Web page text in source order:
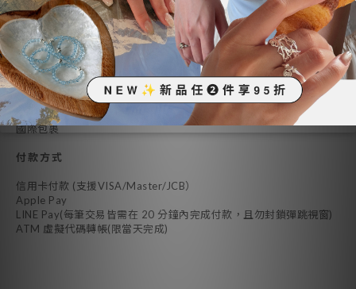
送貨方式
7-11店到店 / 取貨不付款 (請填寫全名以利店員比對證件)
全家店到店 / 取貨不付款 (請填寫全名以利店員比對證件)
郵寄(無法指定時段/中午12點前派送，住家需有家人或管理室簽收)
7-11貨到付款
全家貨到付款
國際順豐運費到付（中國、香港、澳門）
國際包裹
付款方式
信用卡付款 (支援VISA/Master/JCB）
Apple Pay
LINE Pay(每筆交易皆需在 20 分鐘內完成付款，且勿封鎖彈跳視窗)
ATM 虛擬代碼轉帳(限當天完成)